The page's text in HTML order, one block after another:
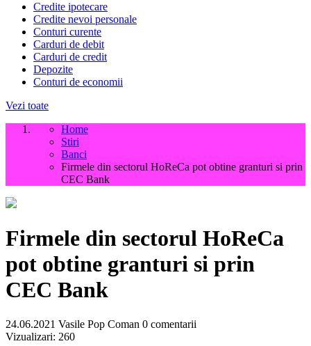
Credite ipotecare
Credite nevoi personale
Conturi curente
Carduri de debit
Carduri de credit
Depozite
Conturi de economii
Vezi toate
Home
Stiri
Banci
Firmele din sectorul HoReCa pot obtine granturi si prin
CEC Bank
Firmele din sectorul HoReCa
pot obtine granturi si prin
CEC Bank
24.06.2021 Vasile Pop Coman 0 comentarii
Vizualizari: 260